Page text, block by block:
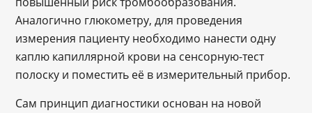
Аналогично глюкометру, для проведения
измерения пациенту необходимо нанести одну
каплю капиллярной крови на сенсорную-тест
полоску и поместить её в измерительный прибор.
Cам принцип диагностики основан на новой